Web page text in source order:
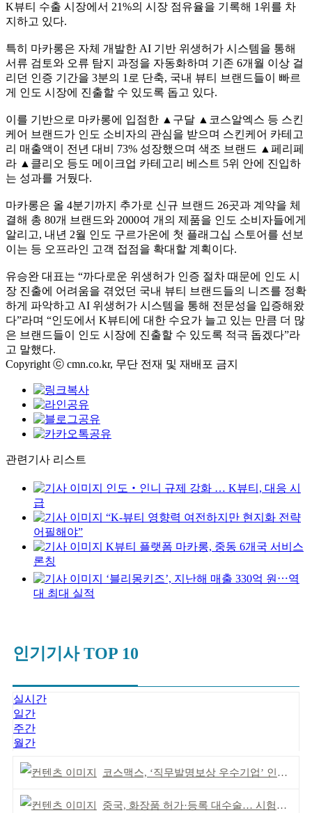
K뷰티 수출 시장에서 21%의 시장 점유율을 기록해 1위를 차
지하고 있다.
특히 마카롱은 자체 개발한 AI 기반 위생허가 시스템을 통해
서류 검토와 오류 탐지 과정을 자동화하며 기존 6개월 이상 걸
리던 인증 기간을 3분의 1로 단축, 국내 뷰티 브랜드들이 빠르
게 인도 시장에 진출할 수 있도록 돕고 있다.
이를 기반으로 마카롱에 입점한 ▲구달 ▲코스알엑스 등 스킨
케어 브랜드가 인도 소비자의 관심을 받으며 스킨케어 카테고
리 매출액이 전년 대비 73% 성장했으며 색조 브랜드 ▲페리페
라 ▲클리오 등도 메이크업 카테고리 베스트 5위 안에 진입하
는 성과를 거뒀다.
마카롱은 올 4분기까지 추가로 신규 브랜드 26곳과 계약을 체
결해 총 80개 브랜드와 2000여 개의 제품을 인도 소비자들에게
알리고, 내년 2월 인도 구르가온에 첫 플래그십 스토어를 선보
이는 등 오프라인 고객 접점을 확대할 계획이다.
유승완 대표는 “까다로운 위생허가 인증 절차 때문에 인도 시
장 진출에 어려움을 겪었던 국내 뷰티 브랜드들의 니즈를 정확
하게 파악하고 AI 위생허가 시스템을 통해 전문성을 입증해왔
다”라며 “인도에서 K뷰티에 대한 수요가 늘고 있는 만큼 더 많
은 브랜드들이 인도 시장에 진출할 수 있도록 적극 돕겠다”라
고 말했다.
Copyright ⓒ cmn.co.kr, 무단 전재 및 재배포 금지
관련기사 리스트
인도‧인니 규제 강화 … K뷰티, 대응 시
급
“K-뷰티 영향력 여전하지만 현지화 전략
어필해야”
K뷰티 플랫폼 마카롱, 중동 6개국 서비스
론칭
‘블리몽키즈’, 지난해 매출 330억 원⋯역
대 최대 실적
인기기사 TOP 10
실시간
일간
주간
월간
코스맥스, ‘직무발명보상 우수기업’ 인증 획득 IP 경영 강화
중국, 화장품 허가·등록 대수술… 시험자료 공용 허용